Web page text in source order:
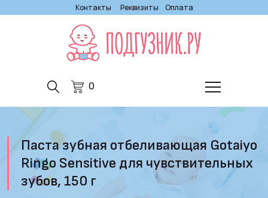
Контакты Реквизиты Оплата
0
Паста зубная отбеливающая Gotaiyo
Ringo Sensitive для чувствительных
зубов, 150 г